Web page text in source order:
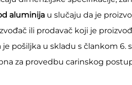
aluminija u slučaju da je
ili prodavač koji je
pošiljka u skladu s člankom 6.
za provedbu carinskog